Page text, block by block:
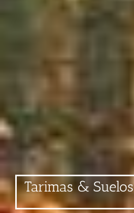
Tarimas & Suelos